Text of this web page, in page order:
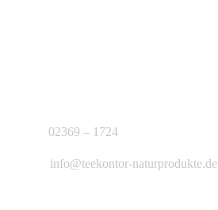
02369 – 1724
info@teekontor-naturprodukte.de